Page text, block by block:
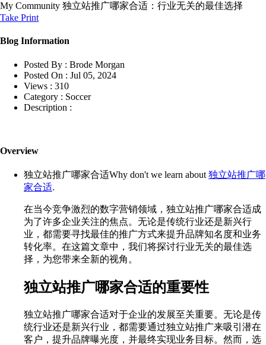
My Community 独立站推广哪家合适：行业无关的最佳选择
Take Print
Blog Information
Posted By : Brode Morgan
Posted On : Jul 05, 2024
Views : 310
Category : Soccer
Description :
Overview
独立站推广哪家合适Why don't we learn about 独立站推广哪
家合适.
在当今竞争激烈的数字营销领域，独立站推广哪家合适成
为了许多企业关注的焦点。无论是传统行业还是新兴行
业，都需要寻找最佳的推广方式来提升品牌知名度和业务
转化率。在这篇文章中，我们将探讨行业无关的最佳选
择，为您带来全新的视角。
独立站推广哪家合适的重要性
独立站推广哪家合适对于企业的发展至关重要。无论是传
统行业还是新兴行业，都需要通过独立站推广来吸引潜在
客户，提升品牌曝光度，并最终实现业务目标。然而，选